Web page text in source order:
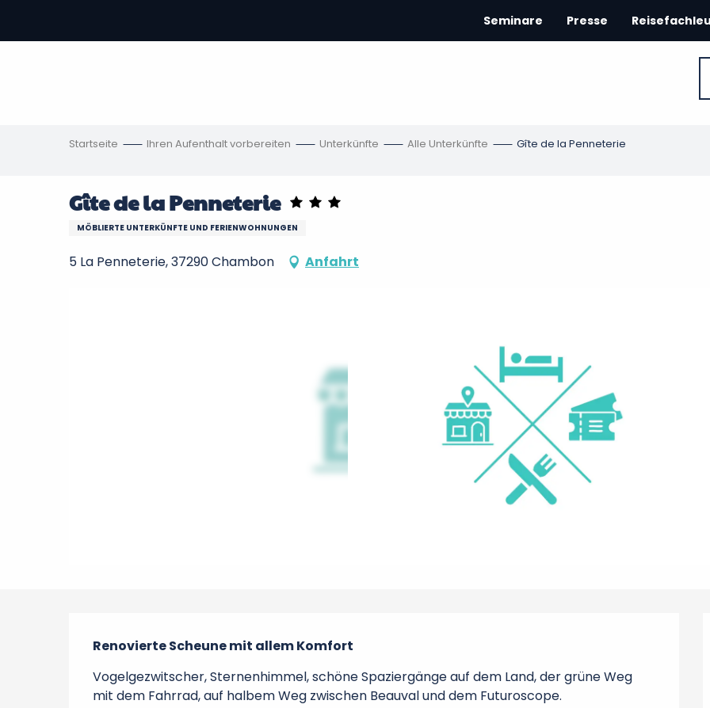
contenu
Seminare Presse
Startseite Ihren Aufenthalt vorbereiten Unterkünfte Alle Unterkünfte Gîte de la Penneterie
Gîte de la Penneterie
MÖBLIERTE UNTERKÜNFTE UND FERIENWOHNUNGEN
5 La Penneterie, 37290 Chambon Anfahrt
Beschreibung
Renovierte Scheune mit allem Komfort
Vogelgezwitscher, Sternenhimmel, schöne Spaziergänge auf dem Land, der grüne Weg
mit dem Fahrrad, auf halbem Weg zwischen Beauval und dem Futuroscope.